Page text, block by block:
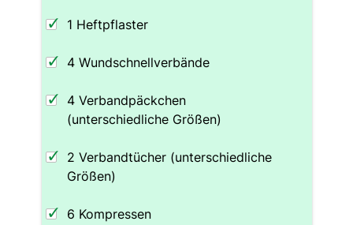
1 Heftpflaster
4 Wundschnellverbände
4 Verbandpäckchen
(unterschiedliche Größen)
2 Verbandtücher (unterschiedliche
Größen)
6 Kompressen